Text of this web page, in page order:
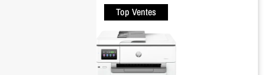
Top Ventes